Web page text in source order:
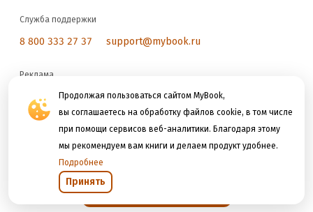
Продолжая пользоваться сайтом MyBook,
вы соглашаетесь на обработку файлов cookie, в том числе
при помощи сервисов веб-аналитики. Благодаря этому
мы рекомендуем вам книги и делаем продукт удобнее.
Подробнее
Принять
Служба поддержки
8 800 333 27 37 support@mybook.ru
Реклама
reklama@litres.ru
Мы принимаем к оплате
Открыть в приложении